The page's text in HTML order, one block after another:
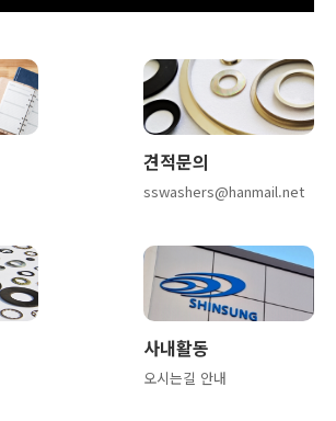
견적문의
sswashers@hanmail.net
사내활동
오시는길 안내